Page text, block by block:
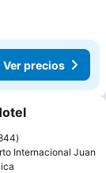
Ver precios
Internacional Juan